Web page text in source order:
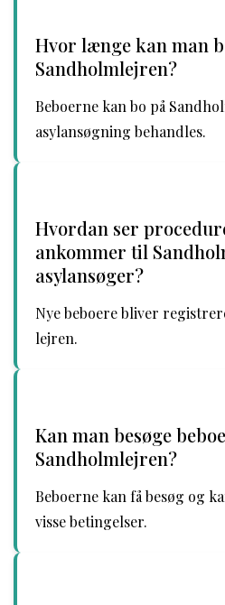
Hvor længe kan man
Sandholmlejren?
Beboerne kan bo på
asylansøgning behandles.
Hvordan ser
ankommer til
asylansøger?
Nye beboere bliver
lejren.
Kan man besøge
Sandholmlejren?
Beboerne kan få besøg og
visse betingelser.